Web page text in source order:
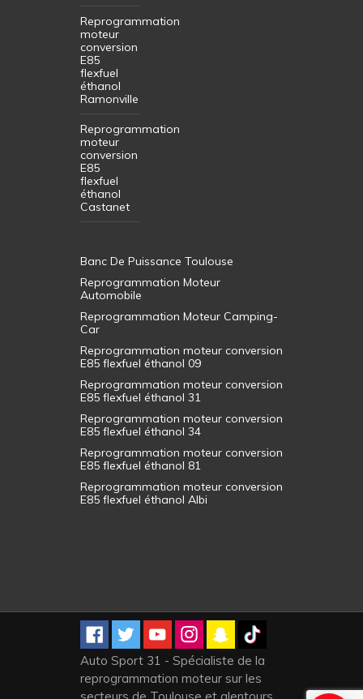
Reprogrammation
moteur
conversion
E85
flexfuel
éthanol
Ramonville
Reprogrammation
moteur
conversion
E85
flexfuel
éthanol
Castanet
Banc De Puissance Toulouse
Reprogrammation Moteur
Automobile
Reprogrammation Moteur Camping-
Car
Reprogrammation moteur conversion
E85 flexfuel éthanol 09
Reprogrammation moteur conversion
E85 flexfuel éthanol 31
Reprogrammation moteur conversion
E85 flexfuel éthanol 34
Reprogrammation moteur conversion
E85 flexfuel éthanol 81
Reprogrammation moteur conversion
E85 flexfuel éthanol Albi
Auto Sport 31 - Spécialiste de la
reprogrammation moteur sur les